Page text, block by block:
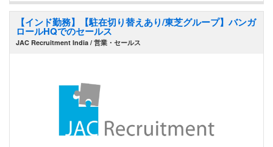
【インド勤務】【駐在切り替えあり/東芝グループ】バンガ
ロールHQでのセールス
JAC Recruitment India / 営業・セールス